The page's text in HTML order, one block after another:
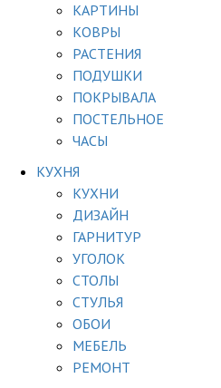
КАРТИНЫ
КОВРЫ
РАСТЕНИЯ
ПОДУШКИ
ПОКРЫВАЛА
ПОСТЕЛЬНОЕ
ЧАСЫ
КУХНЯ
КУХНИ
ДИЗАЙН
ГАРНИТУР
УГОЛОК
СТОЛЫ
СТУЛЬЯ
ОБОИ
МЕБЕЛЬ
РЕМОНТ